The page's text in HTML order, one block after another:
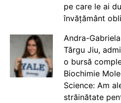
pe care le ai
învățământ
Andra-
Târgu Jiu,
o bursă
Biochimie
Science: Am
străinătate